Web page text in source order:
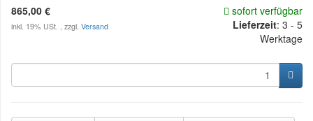
865,00 €
inkl. 19% USt. , zzgl. Versand
sofort verfügbar
Lieferzeit: 3 - 5
Werktage